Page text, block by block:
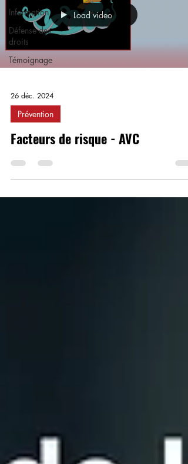
Information
Défense des
droits
Témoignage
Load video
26 déc. 2024
Prévention
Facteurs de risque - AVC